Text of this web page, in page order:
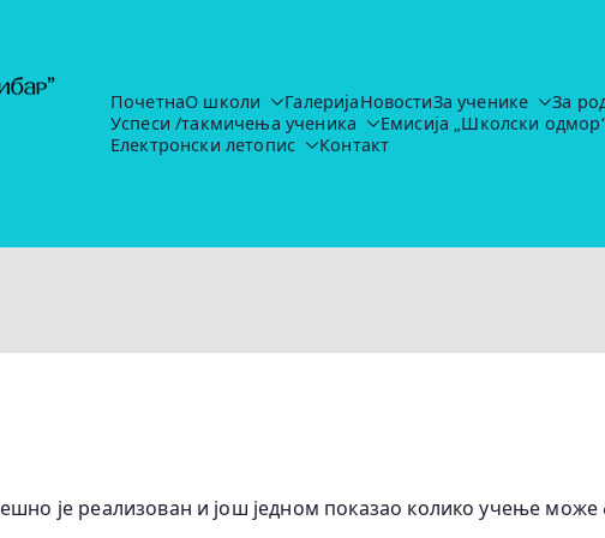
Основна школа "Иво Лола Рибар"
https://ruma.rs/vesti/ulaganja-u-obrazovanje-u-rumi-se-
ПочетнаО школи ГалеријаНовостиЗа ученике За
Успеси /такмичења ученика
Емисија „Школски
Електронски летопис
Контакт
је реализован и још једном показао колико учење